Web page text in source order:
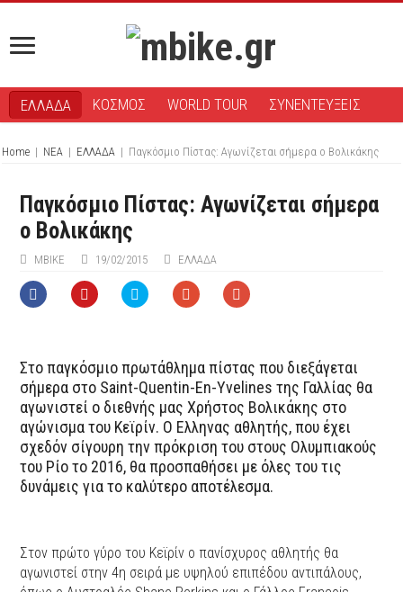
ΕΛΛΑΔΑ ΚΟΣΜΟΣ WORLD TOUR ΣΥΝΕΝΤΕΥΞΕΙΣ
Home | ΝΕΑ | ΕΛΛΑΔΑ | Παγκόσμιο Πίστας: Αγωνίζεται σήμερα ο Βολικάκης
Παγκόσμιο Πίστας: Αγωνίζεται σήμερα
ο Βολικάκης
ΜΒIKE 19/02/2015 ΕΛΛΑΔΑ
Στο παγκόσμιο πρωτάθλημα πίστας που διεξάγεται
σήμερα στο Saint-Quentin-En-Yvelines της Γαλλίας θα
αγωνιστεί ο διεθνής μας Χρήστος Βολικάκης στο
αγώνισμα του Kεϊρίν. Ο Ελληνας αθλητής, που έχει
σχεδόν σίγουρη την πρόκριση του στους Ολυμπιακούς
του Ρίο το 2016, θα προσπαθήσει με όλες του τις
δυνάμεις για το καλύτερο αποτέλεσμα.
Στον πρώτο γύρο του Kεϊρίν ο πανίσχυρος αθλητής θα
αγωνιστεί στην 4η σειρά με υψηλού επιπέδου αντιπάλους,